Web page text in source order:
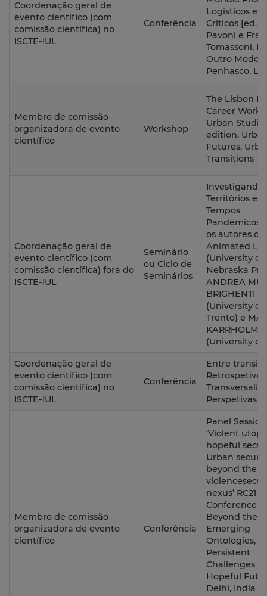
Coordenação geral de
evento científico (com
comissão científica) no
ISCTE-IUL
Conferência
Logisticos e
Criticos [ed.
Pavoni e
Tomassoni,
Outro Modo],
Penhasco,
Membro de comissão
organizadora de evento
científico
Workshop
The Lisbon
Career
Urban
edition.
Futures,
Transitions
Coordenação geral de
evento científico (com
comissão científica) fora do
ISCTE-IUL
Seminário
ou Ciclo de
Seminários
Investigando
Territórios em
Tempos
Pandémicos,
os autores de
Animated
(University of
Nebraska
ANDREA
BRIGHENTI
(University of
Trento) e
KARRHOLM
(University of
Coordenação geral de
evento científico (com
comissão científica) no
ISCTE-IUL
Conferência
Entre
Retrospetivas
Perspetivas
Membro de comissão
organizadora de evento
científico
Conferência
Panel
‘Violent
hopeful
Urban
beyond the
nexus’ RC21
Conference -
Beyond the
Emerging
Ontologies,
Persistent
Challenges
Hopeful
Delhi, India